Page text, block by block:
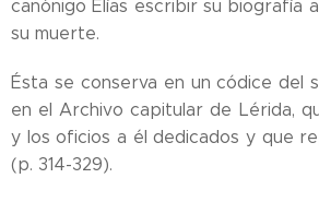
canónigo Elías escribir su biografía
su muerte.
Ésta se conserva en un códice del
en el Archivo capitular de Lérida,
y los oficios a él dedicados y que
(p. 314-329).